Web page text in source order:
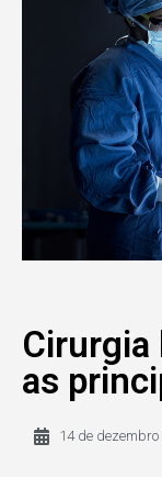
Cirurgia
as
14 de dezembro